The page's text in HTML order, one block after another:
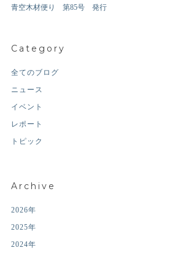
青空木材便り 第85号 発行
Category
全てのブログ
ニュース
イベント
レポート
トピック
Archive
2026年
2025年
2024年